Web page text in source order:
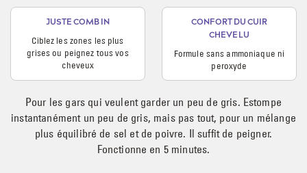
JUSTE COMB IN
Ciblez les zones les plus
grises ou peignez tous vos
cheveux
CONFORT DU CUIR
CHEVELU
Formule sans ammoniaque ni
peroxyde
Pour les gars qui veulent garder un peu de gris. Estompe
instantanément un peu de gris, mais pas tout, pour un mélange
plus équilibré de sel et de poivre. Il suffit de peigner.
Fonctionne en 5 minutes.